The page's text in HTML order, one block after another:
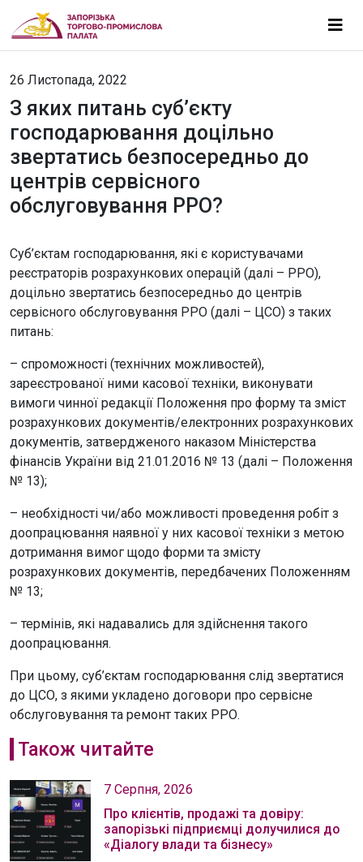
26 Листопада, 2022
З яких питань суб’єкту
господарювання доцільно
звертатись безпосередньо до
центрів сервісного
обслуговування РРО?
Суб’єктам господарювання, які є користувачами
реєстраторів розрахункових операцій (далі – РРО),
доцільно звертатись безпосередньо до центрів
сервісного обслуговування РРО (далі – ЦСО) з таких
питань:
– спроможності (технічних можливостей),
зареєстрованої ними касової техніки, виконувати
вимоги чинної редакції Положення про форму та зміст
розрахункових документів/електронних розрахункових
документів, затвердженого наказом Міністерства
фінансів України від 21.01.2016 № 13 (далі – Положення
№ 13);
– необхідності чи/або можливості проведення робіт з
доопрацювання наявної у них касової техніки з метою
дотримання вимог щодо форми та змісту
розрахункових документів, передбачених Положенням
№ 13;
– термінів, які надавались для здійснення такого
доопрацювання.
При цьому, суб’єктам господарювання слід звертатися
до ЦСО, з якими укладено договори про сервісне
обслуговування та ремонт таких РРО.
Також читайте
7 Серпня, 2026
Про клієнтів, продажі та довіру:
запорізькі підприємці долучилися до
«Діалогу влади та бізнесу»